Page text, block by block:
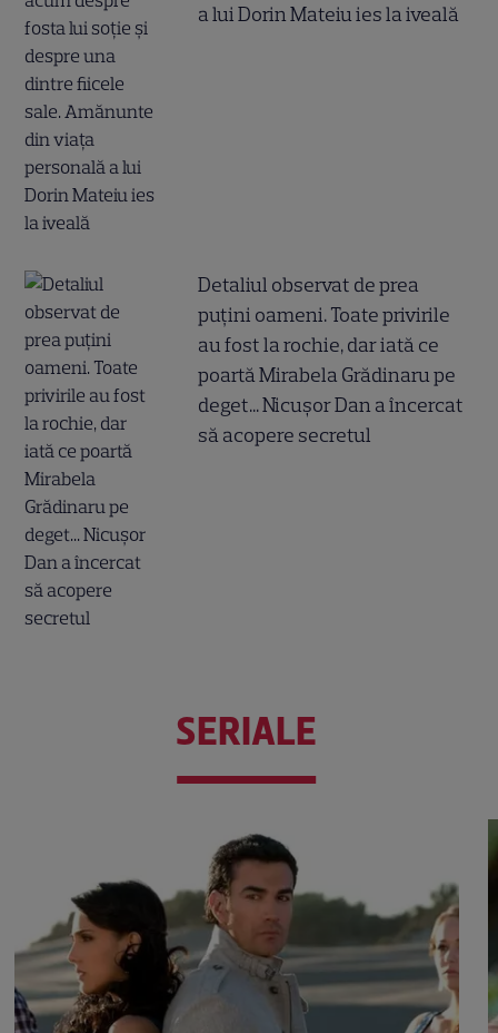
a lui Dorin Mateiu ies la iveală
Detaliul observat de prea
puțini oameni. Toate privirile
au fost la rochie, dar iată ce
poartă Mirabela Grădinaru pe
deget... Nicușor Dan a încercat
să acopere secretul
SERIALE